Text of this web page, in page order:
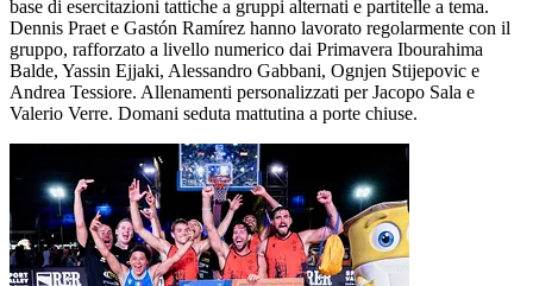
base di esercitazioni tattiche a gruppi alternati e partitelle a tema.
Dennis Praet e Gastón Ramírez hanno lavorato regolarmente con il
gruppo, rafforzato a livello numerico dai Primavera Ibourahima
Balde, Yassin Ejjaki, Alessandro Gabbani, Ognjen Stijepovic e
Andrea Tessiore. Allenamenti personalizzati per Jacopo Sala e
Valerio Verre. Domani seduta mattutina a porte chiuse.